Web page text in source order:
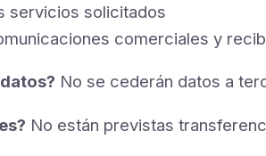
servicios solicitados
comerciales y
No se cederán datos a
No están previstas